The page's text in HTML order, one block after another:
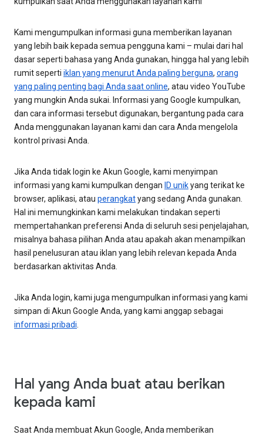
Kami mengumpulkan informasi guna memberikan layanan
yang lebih baik kepada semua pengguna kami – mulai dari hal
dasar seperti bahasa yang Anda gunakan, hingga hal yang lebih
rumit seperti iklan yang menurut Anda paling berguna, orang
yang paling penting bagi Anda saat online, atau video YouTube
yang mungkin Anda sukai. Informasi yang Google kumpulkan,
dan cara informasi tersebut digunakan, bergantung pada cara
Anda menggunakan layanan kami dan cara Anda mengelola
kontrol privasi Anda.
Jika Anda tidak login ke Akun Google, kami menyimpan
informasi yang kami kumpulkan dengan ID unikyang terikat ke
browser, aplikasi, atau perangkatyang sedang Anda gunakan.
Hal ini memungkinkan kami melakukan tindakan seperti
mempertahankan preferensi Anda di seluruh sesi penjelajahan,
misalnya bahasa pilihan Anda atau apakah akan menampilkan
hasil penelusuran atau iklan yang lebih relevan kepada Anda
berdasarkan aktivitas Anda.
Jika Anda login, kami juga mengumpulkan informasi yang kami
simpan di Akun Google Anda, yang kami anggap sebagai
informasi pribadi.
Hal yang Anda buat atau berikan
kepada kami
Saat Anda membuat Akun Google, Anda memberikan